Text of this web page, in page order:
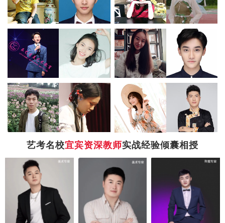
艺考名校宜宾资深教师实战经验倾囊相授